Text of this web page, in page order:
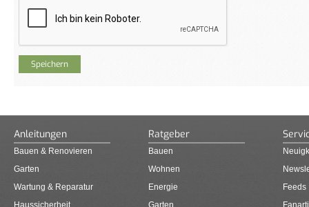
Anleitungen
Bauen & Renovieren
Garten
Wartung & Reparatur
Ratgeber
Bauen
Wohnen
Energie
Feeds